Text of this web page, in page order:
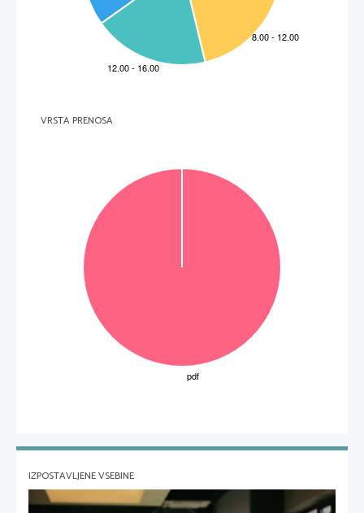
VRSTA PRENOSA
IZPOSTAVLJENE VSEBINE